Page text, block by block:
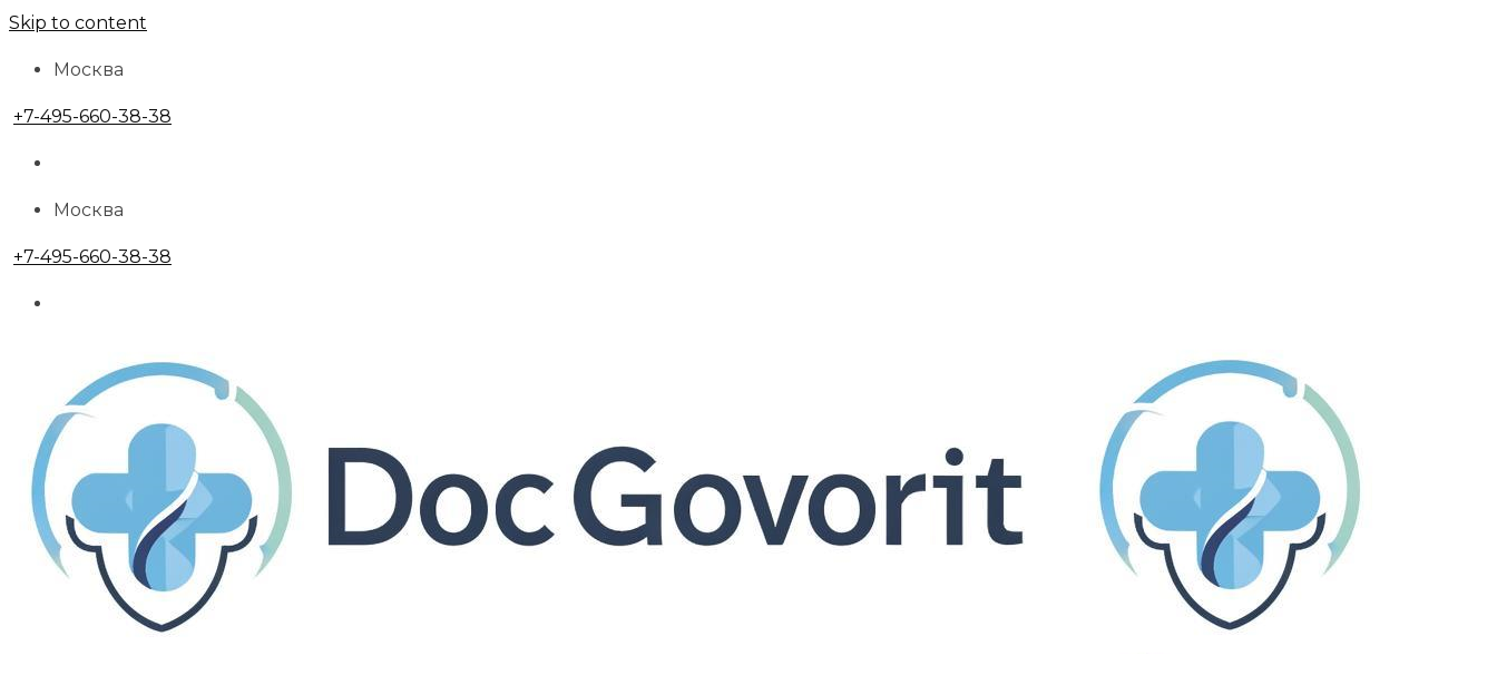
Skip to content
Москва
+7-495-660-38-38
Москва
+7-495-660-38-38